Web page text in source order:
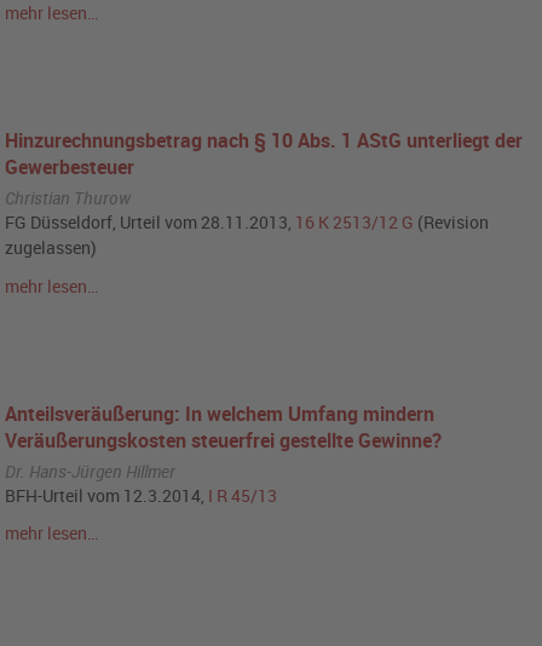
mehr lesen…
Hinzurechnungsbetrag nach § 10 Abs. 1 AStG unterliegt der
Gewerbesteuer
Christian Thurow
FG Düsseldorf, Urteil vom 28.11.2013, 16 K 2513/12 G (Revision
zugelassen)
mehr lesen…
Anteilsveräußerung: In welchem Umfang mindern
Veräußerungskosten steuerfrei gestellte Gewinne?
Dr. Hans-Jürgen Hillmer
BFH-Urteil vom 12.3.2014, I R 45/13
mehr lesen…